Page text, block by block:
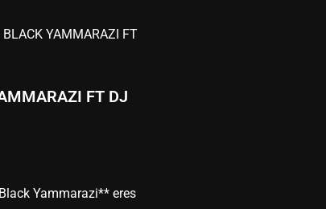
BLACK YAMMARAZI FT
FT DJ
Yammarazi** eres